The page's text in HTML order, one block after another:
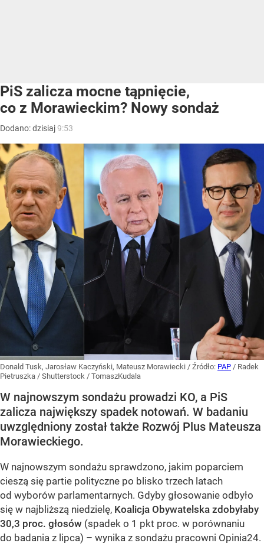
PiS zalicza mocne tąpnięcie,
co z Morawieckim? Nowy sondaż
Dodano:dzisiaj9:53
Donald Tusk, Jarosław Kaczyński, Mateusz Morawiecki / Źródło: PAP / Radek
Pietruszka / Shutterstock / TomaszKudala
W najnowszym sondażu prowadzi KO, a PiS
zalicza największy spadek notowań. W badaniu
uwzględniony został także Rozwój Plus Mateusza
Morawieckiego.
W najnowszym sondażu sprawdzono, jakim poparciem
cieszą się partie polityczne po blisko trzech latach
od wyborów parlamentarnych. Gdyby głosowanie odbyło
się w najbliższą niedzielę, Koalicja Obywatelska zdobyłaby
30,3 proc. głosów (spadek o 1 pkt proc. w porównaniu
do badania z lipca) – wynika z sondażu pracowni Opinia24.